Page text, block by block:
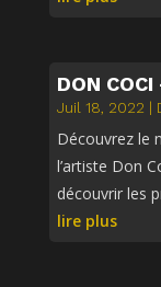
DON
Juil 18, 2022 |
Découvrez le
l’artiste Don
découvrir les
lire plus